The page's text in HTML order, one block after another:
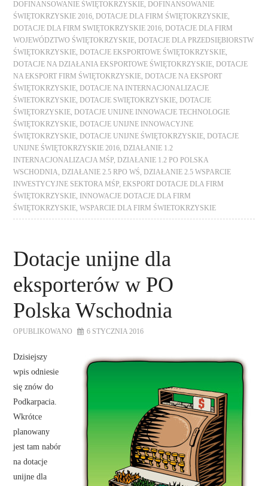
DOFINANSOWANIE ŚWIĘTOKRZYSKIE,DOFINANSOWANIE
ŚWIĘTOKRZYSKIE 2016,DOTACJE DLA FIRM ŚWIĘTOKRZYSKIE,
DOTACJE DLA FIRM SWIĘTOKRZYSKIE 2016,DOTACJE DLA FIRM
WOJEWÓDZTWO ŚWIĘTOKRZYSKIE,DOTACJE DLA PRZEDSIĘBIORSTW
ŚWIĘTOKRZYSKIE,DOTACJE EKSPORTOWE ŚWIĘTOKRZYSKIE,
DOTACJE NA DZIAŁANIA EKSPORTOWE ŚWIĘTOKRZYSKIE,DOTACJE
NA EKSPORT FIRM ŚWIĘTOKRZYSKIE,DOTACJE NA EKSPORT
ŚWIĘTOKRZYSKIE,DOTACJE NA INTERNACJONALIZACJE
ŚWIETOKRZYSKIE,DOTACJE SWIĘTOKRZYSKIE,DOTACJE
ŚWIĘTORZYSKIE,DOTACJE UNIJNE INNOWACJE TECHNOLOGIE
ŚWIĘTOKRZYSKIE,DOTACJE UNIJNE INNOWACYJNE
ŚWIĘTOKRZYSKIE,DOTACJE UNIJNE ŚWIĘTOKRZYSKIE,DOTACJE
UNIJNE ŚWIĘTOKRZYSKIE 2016,DZIAŁANIE 1.2
INTERNACJONALIZACJA MŚP,DZIAŁANIE 1.2 PO POLSKA
WSCHODNIA,DZIAŁANIE 2.5 RPO WŚ,DZIAŁANIE 2.5 WSPARCIE
INWESTYCYJNE SEKTORA MŚP,EKSPORT DOTACJE DLA FIRM
ŚWIĘTOKRZYSKIE,
INNOWACJE DOTACJE DLA FIRM
ŚWIĘTOKRZYSKIE, WSPARCIE DLA FIRM ŚWIETOKRZYSKIE
Dotacje unijne dla
eksporterów w PO
Polska Wschodnia
OPUBLIKOWANO 6 STYCZNIA 2016
Dzisiejszy
wpis odniesie
się znów do
Podkarpacia.
Wkrótce
planowany
jest tam nabór
na dotacje
unijne dla